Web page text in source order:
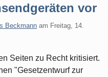
vor
Beckmann am Freitag, 14.
Seiten zu Recht kritisiert.
"Gesetzentwurf zur